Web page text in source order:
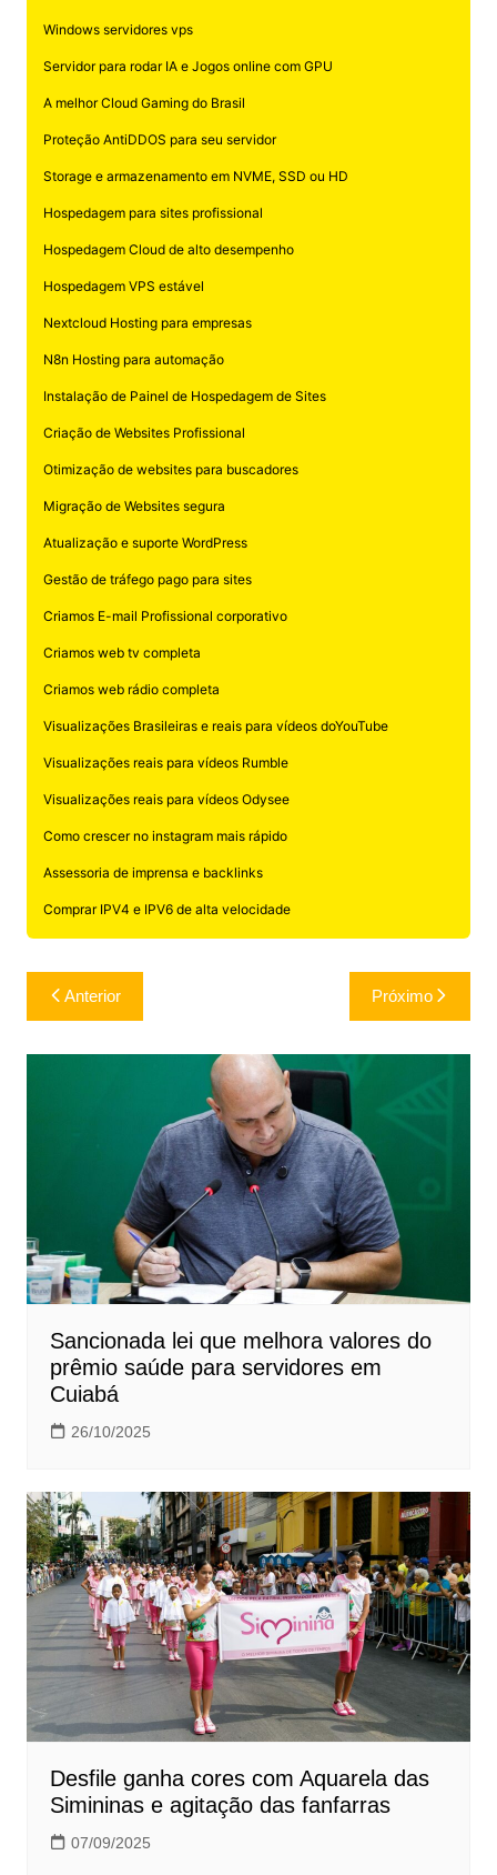
Windows servidores vps
Servidor para rodar IA e Jogos online com GPU
A melhor Cloud Gaming do Brasil
Proteção AntiDDOS para seu servidor
Storage e armazenamento em NVME, SSD ou HD
Hospedagem para sites profissional
Hospedagem Cloud de alto desempenho
Hospedagem VPS estável
Nextcloud Hosting para empresas
N8n Hosting para automação
Instalação de Painel de Hospedagem de Sites
Criação de Websites Profissional
Otimização de websites para buscadores
Migração de Websites segura
Atualização e suporte WordPress
Gestão de tráfego pago para sites
Criamos E-mail Profissional corporativo
Criamos web tv completa
Criamos web rádio completa
Visualizações Brasileiras e reais para vídeos doYouTube
Visualizações reais para vídeos Rumble
Visualizações reais para vídeos Odysee
Como crescer no instagram mais rápido
Assessoria de imprensa e backlinks
Comprar IPV4 e IPV6 de alta velocidade
Navegação
de
Post
Anterior Próximo
Sancionada lei que melhora valores do
prêmio saúde para servidores em
Cuiabá
26/10/2025
Desfile ganha cores com Aquarela das
Simininas e agitação das fanfarras
07/09/2025